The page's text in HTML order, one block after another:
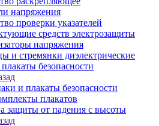
напряжения
проверки указателей
средств электрозащиты
напряжения
и стремянки диэлектрические
безопасности
и плакаты безопасности
плакатов
защиты от падения с высоты